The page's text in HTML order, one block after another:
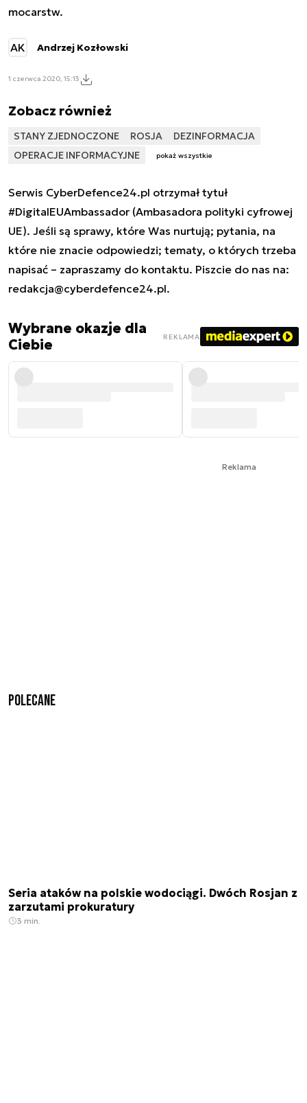
mocarstw.
AK Andrzej Kozłowski
1 czerwca 2020, 15:13
Zobacz również
STANY ZJEDNOCZONE ROSJA
DEZINFORMACJA
OPERACJE INFORMACYJNE
pokaż wszystkie
Serwis CyberDefence24.pl otrzymał tytuł
#DigitalEUAmbassador (Ambasadora polityki cyfrowej
UE). Jeśli są sprawy, które Was nurtują; pytania, na
które nie znacie odpowiedzi; tematy, o których trzeba
napisać – zapraszamy do kontaktu. Piszcie do nas na:
redakcja@cyberdefence24.pl.
Wybrane okazje dla
Ciebie
REKLAMA
Reklama
Polecane
Seria ataków na polskie wodociągi. Dwóch Rosjan z
zarzutami prokuratury
3 min.